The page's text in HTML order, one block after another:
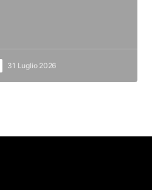
31 Luglio 2026